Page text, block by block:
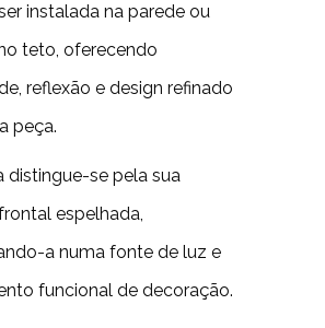
instalada na parede ou
teto, oferecendo
reflexão e design refinado
peça.
distingue-se pela sua
espelhada,
a numa fonte de luz e
funcional de decoração.